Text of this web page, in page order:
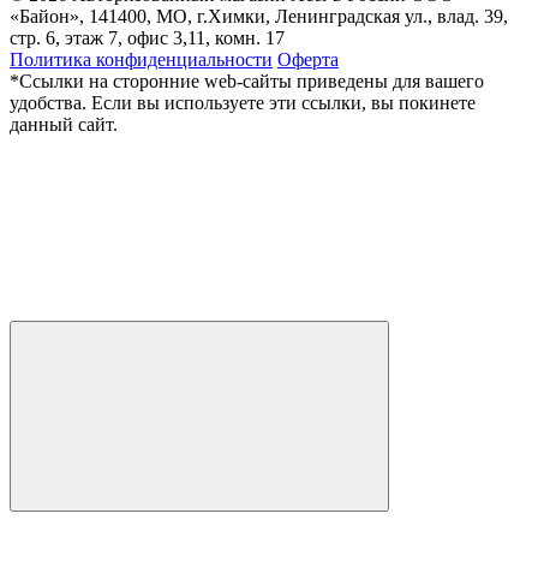
«Байон», 141400, МО, г.Химки, Ленинградская ул., влад. 39,
стр. 6, этаж 7, офис 3,11, комн. 17
Политика конфиденциальности Оферта
*Ссылки на сторонние web-сайты приведены для вашего
удобства. Если вы используете эти ссылки, вы покинете
данный сайт.